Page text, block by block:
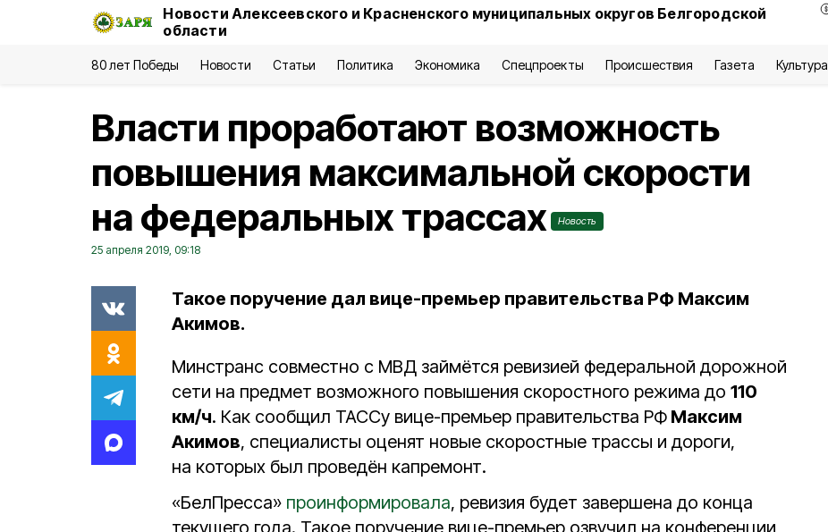
Новости Алексеевского и Красненского муниципальных округов Белгородской
области
80 лет Победы Новости Статьи Политика Экономика Спецпроекты Происшествия Газета Культура
Власти проработают возможность
повышения максимальной скорости
на федеральных трассах
Новость
25 апреля 2019, 09:18
Такое поручение дал вице-премьер правительства РФ Максим
Акимов.
Минстранс совместно с МВД займётся ревизией федеральной дорожной
сети на предмет возможного повышения скоростного режима до 110
км/ч. Как сообщил ТАССу вице-премьер правительства РФ Максим
Акимов, специалисты оценят новые скоростные трассы и дороги,
на которых был проведён капремонт.
«БелПресса» проинформировала, ревизия будет завершена до конца
текущего года. Такое поручение вице-премьер озвучил на конференции